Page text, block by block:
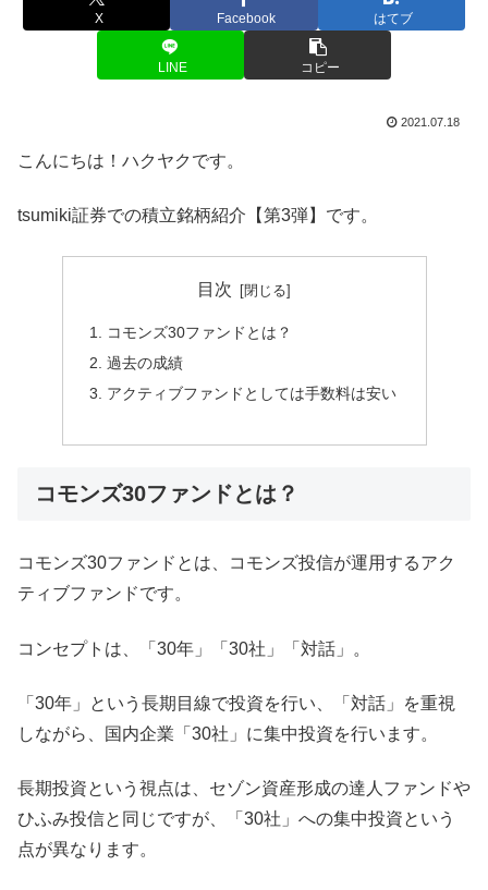
X Facebook はてブ
LINE コピー
2021.07.18
こんにちは！ハクヤクです。
tsumiki証券での積立銘柄紹介【第3弾】です。
目次
コモンズ30ファンドとは？
過去の成績
アクティブファンドとしては手数料は安い
コモンズ30ファンドとは？
コモンズ30ファンドとは、コモンズ投信が運用するアク
ティブファンドです。
コンセプトは、「30年」「30社」「対話」。
「30年」という長期目線で投資を行い、「対話」を重視
しながら、国内企業「30社」に集中投資を行います。
長期投資という視点は、セゾン資産形成の達人ファンドや
ひふみ投信と同じですが、「30社」への集中投資という
点が異なります。